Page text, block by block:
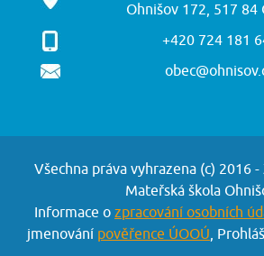
Ohnišov 172, 517 84
+420 724 181
Všechna práva vyhrazena (c) 2016
Mateřská škola
Informace o zpracování osobních
jmenování pověřence ÚOOÚ,